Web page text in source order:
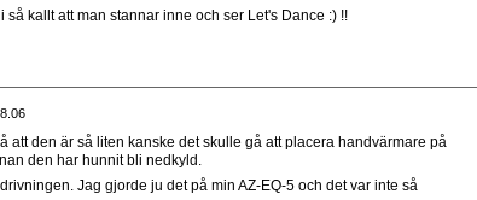
kallt att man stannar inne och ser Let's Dance :) !!
att den är så liten kanske det skulle gå att placera handvärmare på
den har hunnit bli nedkyld.
Jag gjorde ju det på min AZ-EQ-5 och det var inte så